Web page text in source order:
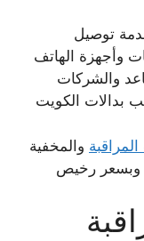
توصيل
وأجهزة الهاتف
والشركات
بدالات الكويت
والمخفية
وبسعر رخيص